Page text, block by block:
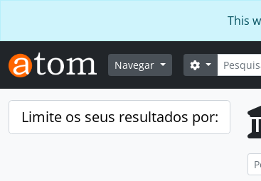
This
Navegar Opções de
Limite os seus resultados por: